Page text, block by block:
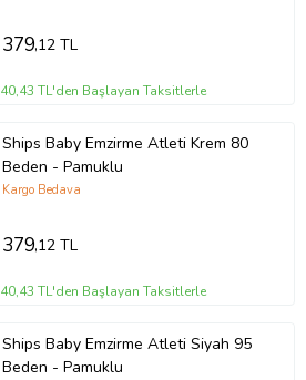
379,12 TL
40,43 TL'den Başlayan Taksitlerle
Ships Baby Emzirme Atleti Krem 80
Beden - Pamuklu
Kargo Bedava
379,12 TL
40,43 TL'den Başlayan Taksitlerle
Ships Baby Emzirme Atleti Siyah 95
Beden - Pamuklu